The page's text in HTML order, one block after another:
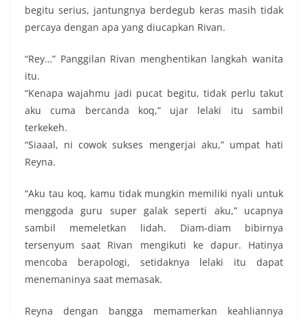
begitu serius, jantungnya berdegub keras masih tidak
percaya dengan apa yang diucapkan Rivan.
“Rey…” Panggilan Rivan menghentikan langkah wanita
itu.
“Kenapa wajahmu jadi pucat begitu, tidak perlu takut
aku cuma bercanda koq,” ujar lelaki itu sambil
terkekeh.
“Siaaal, ni cowok sukses mengerjai aku,” umpat hati
Reyna.
“Aku tau koq, kamu tidak mungkin memiliki nyali untuk
menggoda guru super galak seperti aku,” ucapnya
sambil memeletkan lidah. Diam-diam bibirnya
tersenyum saat Rivan mengikuti ke dapur. Hatinya
mencoba berapologi, setidaknya lelaki itu dapat
menemaninya saat memasak.
Reyna dengan bangga memamerkan keahliannya